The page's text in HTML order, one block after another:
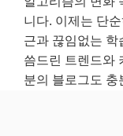
글로 물어봐주세